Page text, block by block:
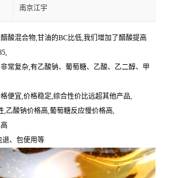
南京江宇
酸混合物,甘油的BC比低,我们增加了醋酸提高
常复杂,有乙酸钠、葡萄糖、乙酸、乙二醇、甲
便宜,价格稳定,综合性价比远超其他产品,
,乙酸钠价格高,葡萄糖反应慢价格高,
退、包使用等